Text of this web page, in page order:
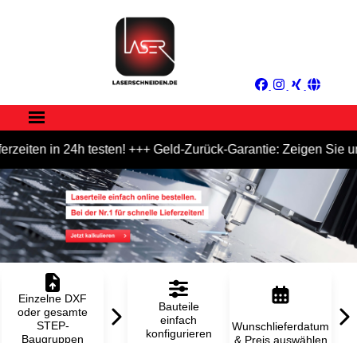
in 24h testen! +++ Geld-Zurück-Garantie: Zeigen Sie
Einzelne DXF
oder gesamte
STEP-
Baugruppen
Bauteile
einfach
konfigurieren
Wunschlieferdatum
& Preis auswählen